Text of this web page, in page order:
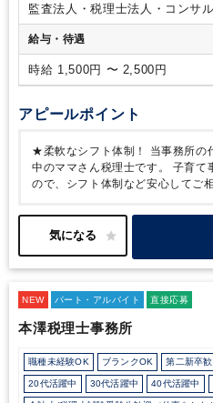
監査法人・税理士法人・コンサ
所）
給与・待遇
時給 1,500円 〜 2,500円
アピールポイント
★柔軟なシフト体制！
当事務所の
中のママさん税理士です。
子育て
ので、シフト体制など安心してご
NEW パート・アルバイト 直接応募
本澤税理士事務所
職種未経験OK ブランクOK 第二新卒
20代活躍中 30代活躍中 40代活躍中